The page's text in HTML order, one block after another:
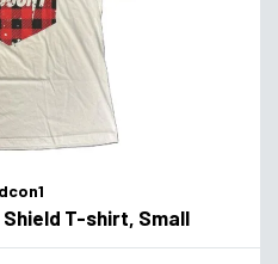
Shield T-shirt, Small